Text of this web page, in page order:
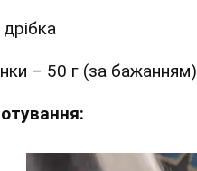
– 50 г (за бажанням)